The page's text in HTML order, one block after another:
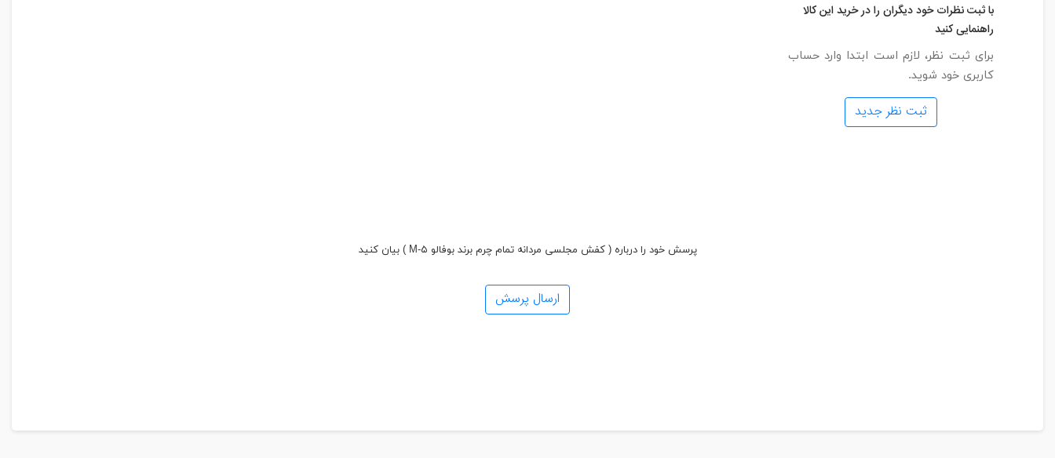
با ثبت نظرات خود دیگران را در خرید این کالا
راهنمایی کنید
برای ثبت نظر، لازم است ابتدا وارد حساب
کاربری خود شوید.
ثبت نظر جدید
پرسش خود را درباره ( کفش مجلسی مردانه تمام چرم برند بوفالو M-۵ ) بیان کنید
ارسال پرسش